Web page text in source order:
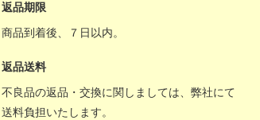
返品期限
商品到着後、７日以内。
返品送料
不良品の返品・交換に関しましては、弊社にて
送料負担いたします。